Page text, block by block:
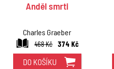
Anděl smrti
Charles Graeber
468 Kč 374 Kč
DO KOŠÍKU